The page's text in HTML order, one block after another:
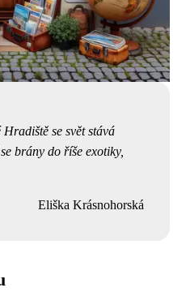
se svět stává
brány do říše exotiky,
Eliška Krásnohorská